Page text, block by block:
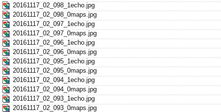
20161117_02_098_1echo.jpg
20161117_02_098_0maps.jpg
20161117_02_097_1echo.jpg
20161117_02_097_0maps.jpg
20161117_02_096_1echo.jpg
20161117_02_096_0maps.jpg
20161117_02_095_1echo.jpg
20161117_02_095_0maps.jpg
20161117_02_094_1echo.jpg
20161117_02_094_0maps.jpg
20161117_02_093_1echo.jpg
20161117_02_093_0maps.jpg